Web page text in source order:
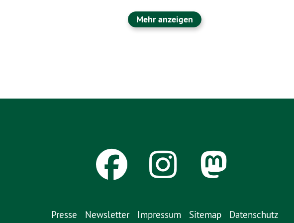
Mehr anzeigen
Presse Newsletter Impressum Sitemap Datenschutz